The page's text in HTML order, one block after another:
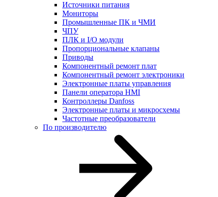
Источники питания
Мониторы
Промышленные ПК и ЧМИ
ЧПУ
ПЛК и I/O модули
Пропорциональные клапаны
Приводы
Компонентный ремонт плат
Компонентный ремонт электроники
Электронные платы управления
Панели оператора HMI
Контроллеры Danfoss
Электронные платы и микросхемы
Частотные преобразователи
По производителю